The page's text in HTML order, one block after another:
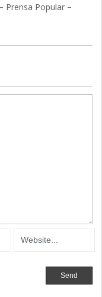
Prensa Popular –